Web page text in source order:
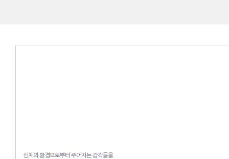
신체와 환경으로부터 주어지는 감각들을